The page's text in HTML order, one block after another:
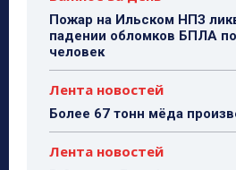
Пожар на Ильском НПЗ
падении обломков БПЛА
человек
Лента новостей
Более 67 тонн мёда
Лента новостей